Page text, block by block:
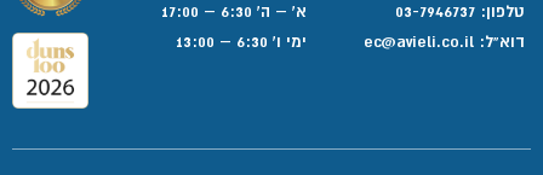
טלפון: 03-7946737
דוא”ל:
א' – ה' 6:30 – 17:00
ימי ו' 6:30 – 13:00